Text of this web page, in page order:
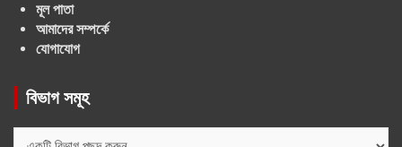
মূল পাতা
আমাদের সম্পর্কে
যোগাযোগ
বিভাগ সমূহ